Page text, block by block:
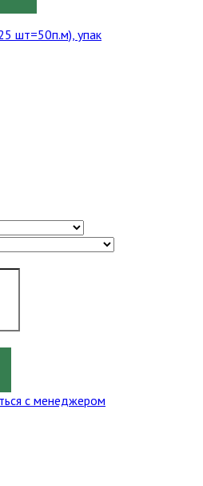
с менеджером